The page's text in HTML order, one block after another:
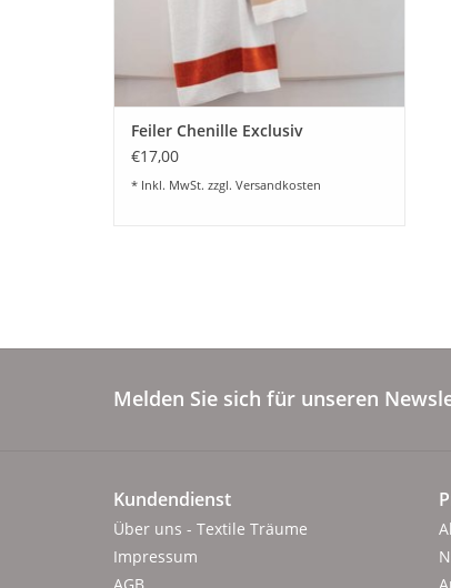
Feiler Chenille Exclusiv
€17,00
* Inkl. MwSt. zzgl. Versandkosten
Melden Sie sich für unseren
Kundendienst
Über uns - Textile Träume
Impressum